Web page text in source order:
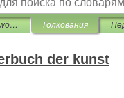
Deutsch-russische wörterbuch der kunst Толкования
der kunst